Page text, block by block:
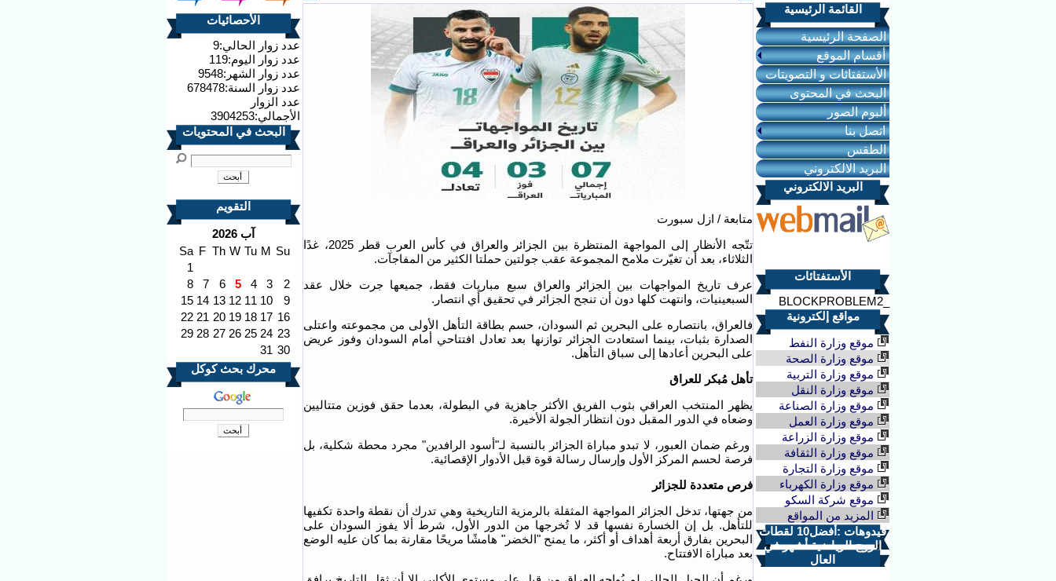
القائمة الرئيسية
الصفحة الرئيسية
أقسام الموقع
الأستفتائات و التصويتات
البحث في المحتوى
ألبوم الصور
اتصل بنا
الطقس
البريد الالكتروني
البريد الالكتروني
الأستفتائات
مواقع إلكترونية
موقع وزارة النفط
موقع وزارة الصحة
موقع وزارة التربية
موقع وزارة النقل
موقع وزارة الصناعة
موقع وزارة العمل
موقع وزارة الزراعة
موقع وزارة الثقافة
موقع وزارة التجارة
موقع وزارة الكهرباء
موقع شركة السكو
المزيد من المواقع
فيدوهات :أفضل10 لقطات
الروح الرياضية أشهر في
العال
متابعة / ازل سبورت
تتّجه الأنظار إلى المواجهة المنتظرة بين الجزائر والعراق في كأس العرب قطر 2025، غدًا
الثلاثاء، بعد أن تغيّرت ملامح المجموعة عقب جولتين حملتا الكثير من المفاجآت.
عرف تاريخ المواجهات بين الجزائر والعراق سبع مباريات فقط، جميعها جرت خلال عقد
السبعينيات، وانتهت كلها دون أن تنجح الجزائر في تحقيق أي انتصار.
فالعراق، بانتصاره على البحرين ثم السودان، حسم بطاقة التأهل الأولى من مجموعته واعتلى
الصدارة بثبات، بينما استعادت الجزائر توازنها بعد تعادل افتتاحي أمام السودان وفوز عريض
على البحرين أعادها إلى سباق التأهل.
تأهل مُبكر للعراق
يظهر المنتخب العراقي بثوب الفريق الأكثر جاهزية في البطولة، بعدما حقق فوزين متتاليين
وضعاه في الدور المقبل دون انتظار الجولة الأخيرة.
ورغم ضمان العبور، لا تبدو مباراة الجزائر بالنسبة لـ"أسود الرافدين" مجرد محطة شكلية، بل
فرصة لحسم المركز الأول وإرسال رسالة قوة قبل الأدوار الإقصائية.
فرص متعددة للجزائر
من جهتها، تدخل الجزائر المواجهة المثقلة بالرمزية التاريخية وهي تدرك أن نقطة واحدة تكفيها
للتأهل. بل إن الخسارة نفسها قد لا تُخرجها من الدور الأول، شرط ألا يفوز السودان على
البحرين بفارق أربعة أهداف أو أكثر، ما يمنح "الخضر" هامشًا مريحًا مقارنة بما كان عليه الوضع
بعد مباراة الافتتاح.
الأحصائيات
عدد زوار الحالي:9
عدد زوار اليوم:119
عدد زوار الشهر:9548
عدد زوار السنة:678478
عدد الزوار
الأجمالي:3904253
البحث في المحتويات
التقويم
آب 2026
Su
M
Tu
W
Th
F
Sa
1
2
3
4
5
6
7
8
9
10
11
12
13
14
15
16
17
18
19
20
21
22
23
24
25
26
27
28
29
30
31
محرك بحث كوكل